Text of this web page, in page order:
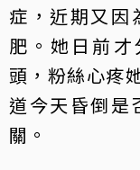
症，近期又因
肥。她日前
頭，粉絲心疼
道今天昏倒是
關。